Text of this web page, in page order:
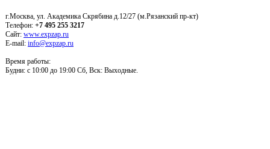
г.Москва, ул. Академика Скрябина д.12/27 (м.Рязанский пр-кт)
Телефон: +7 495 255 3217
Сайт: www.expzap.ru
E-mail: info@expzap.ru
Время работы:
Будни: c 10:00 до 19:00 Сб, Вск: Выходные.